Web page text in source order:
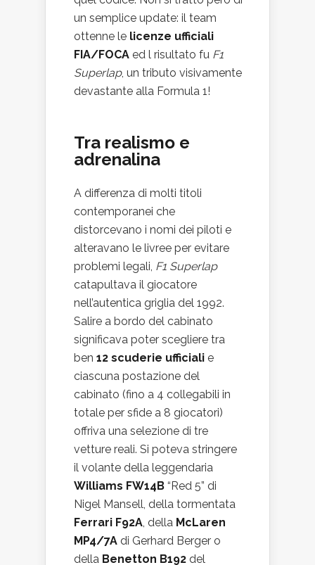
un semplice update: il team
ottenne le licenze ufficiali
FIA/FOCA ed l risultato fu F1
Superlap, un tributo visivamente
devastante alla Formula 1!
Tra realismo e
adrenalina
A differenza di molti titoli
contemporanei che
distorcevano i nomi dei piloti e
alteravano le livree per evitare
problemi legali, F1 Superlap
catapultava il giocatore
nell’autentica griglia del 1992.
Salire a bordo del cabinato
significava poter scegliere tra
ben 12 scuderie ufficiali e
ciascuna postazione del
cabinato (fino a 4 collegabili in
totale per sfide a 8 giocatori)
offriva una selezione di tre
vetture reali. Si poteva stringere
il volante della leggendaria
Williams FW14B “Red 5” di
Nigel Mansell, della tormentata
Ferrari F92A, della McLaren
MP4/7A di Gerhard Berger o
della Benetton B192 del